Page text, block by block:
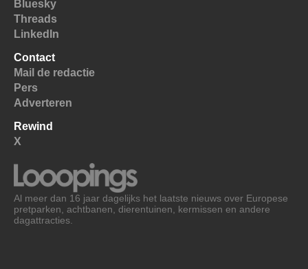
Bluesky
Threads
LinkedIn
Contact
Mail de redactie
Pers
Adverteren
Rewind
X
Al meer dan 16 jaar dagelijks het laatste nieuws over Europese
pretparken, achtbanen, dierentuinen, kermissen en andere
dagattracties.